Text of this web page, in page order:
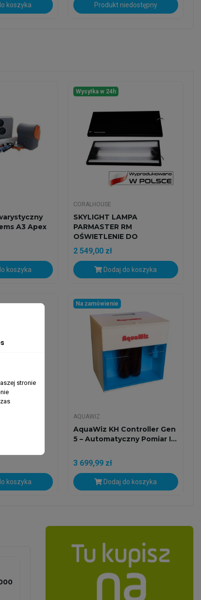
koszyka Produkt niedostępny
A3 Apex
koszyka
MP120 -
koszyka
Wysyłka w 24h
CORALHOUSE
SKYLIGHT LAMPA
PARMASTER RM
OŚWIETLENIE DO
AKWARIUM...
2 549,00 zł
Dodaj do koszyka
Na zamówienie
AQUAWIZ
AquaWiz KH Controller Gen
5 – Automatyczny Pomiar I...
3 699,99 zł
Dodaj do koszyka
stronie